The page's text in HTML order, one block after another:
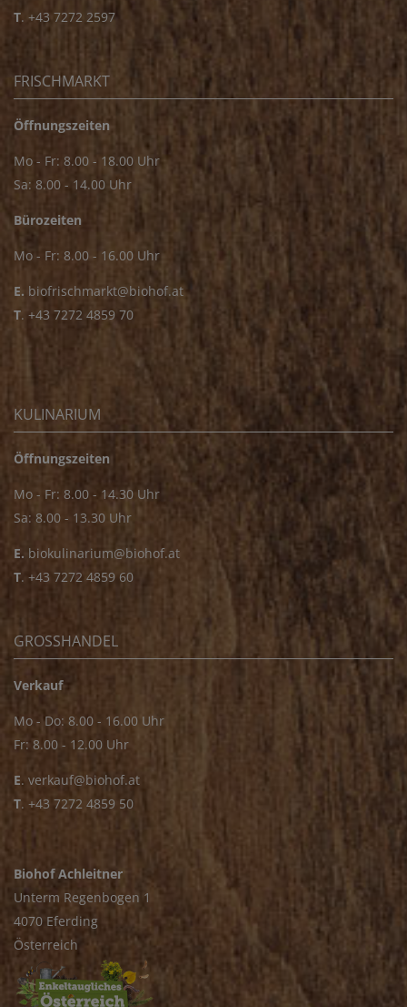
T. +43 7272 2597
FRISCHMARKT
Öffnungszeiten
Mo - Fr: 8.00 - 18.00 Uhr
Sa: 8.00 - 14.00 Uhr
Bürozeiten
Mo - Fr: 8.00 - 16.00 Uhr
E. biofrischmarkt@biohof.at
T. +43 7272 4859 70
KULINARIUM
Öffnungszeiten
Mo - Fr: 8.00 - 14.30 Uhr
Sa: 8.00 - 13.30 Uhr
E. biokulinarium@biohof.at
T. +43 7272 4859 60
GROSSHANDEL
Verkauf
Mo - Do: 8.00 - 16.00 Uhr
Fr: 8.00 - 12.00 Uhr
E. verkauf@biohof.at
T. +43 7272 4859 50
Biohof Achleitner
Unterm Regenbogen 1
4070 Eferding
Österreich